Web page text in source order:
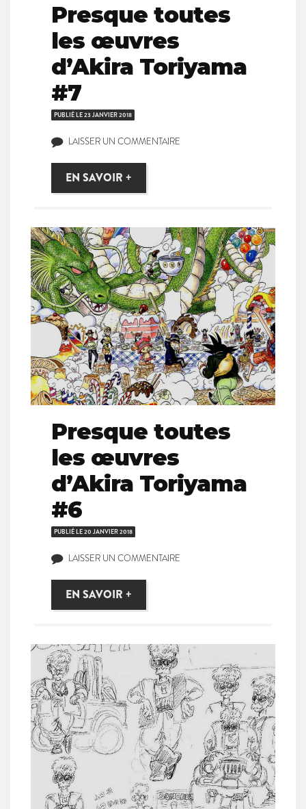
Presque toutes
les œuvres
d’Akira Toriyama
#7
PUBLIÉ LE23 JANVIER 2018
LAISSER UN COMMENTAIRE
EN SAVOIR +
Presque toutes
les œuvres
d’Akira Toriyama
#6
PUBLIÉ LE20 JANVIER 2018
LAISSER UN COMMENTAIRE
EN SAVOIR +